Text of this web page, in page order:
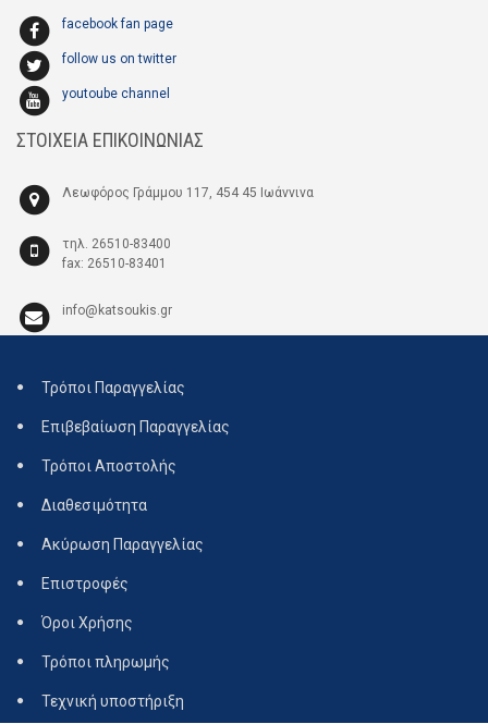
facebook fan page
follow us on twitter
youtoube channel
ΣΤΟΙΧΕΙΑ ΕΠΙΚΟΙΝΩΝΙΑΣ
Λεωφόρος Γράμμου 117, 454 45 Ιωάννινα
τηλ. 26510-83400
fax: 26510-83401
info@katsoukis.gr
Τρόποι Παραγγελίας
Επιβεβαίωση Παραγγελίας
Τρόποι Αποστολής
Διαθεσιμότητα
Ακύρωση Παραγγελίας
Επιστροφές
Όροι Χρήσης
Τρόποι πληρωμής
Τεχνική υποστήριξη